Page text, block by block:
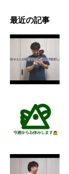
最近の記事